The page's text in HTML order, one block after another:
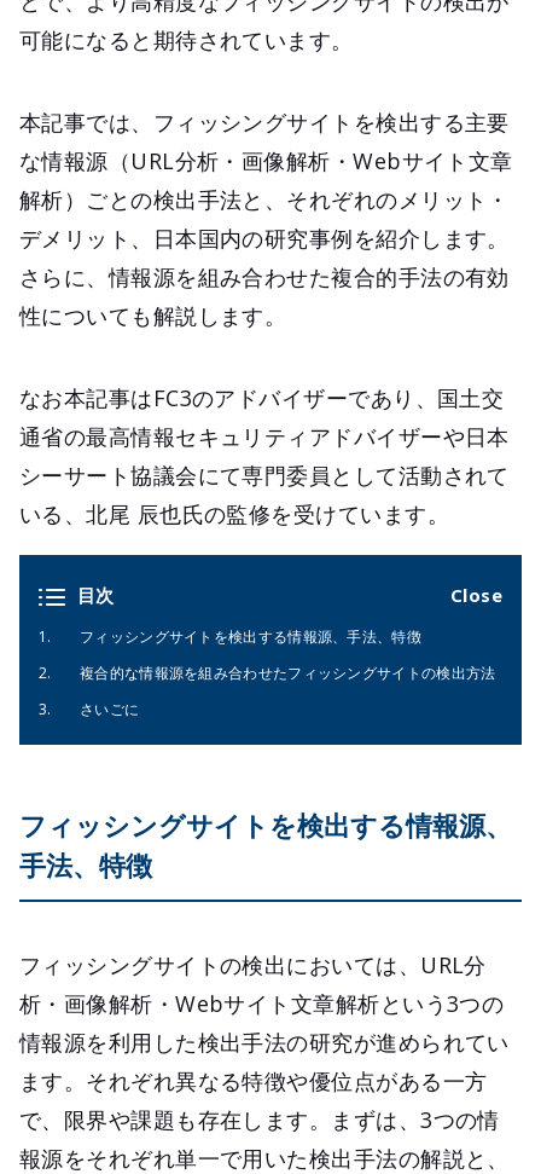
可能になると期待されています。
本記事では、フィッシングサイトを検出する主要
な情報源（URL分析・画像解析・Webサイト文章
解析）ごとの検出手法と、それぞれのメリット・
デメリット、日本国内の研究事例を紹介します。
さらに、情報源を組み合わせた複合的手法の有効
性についても解説します。
なお本記事はFC3のアドバイザーであり、国土交
通省の最高情報セキュリティアドバイザーや日本
シーサート協議会にて専門委員として活動されて
いる、北尾 辰也氏の監修を受けています。
目次
フィッシングサイトを検出する情報源、手法、特徴
複合的な情報源を組み合わせたフィッシングサイトの検出方法
さいごに
フィッシングサイトを検出する情報源、
手法、特徴
フィッシングサイトの検出においては、URL分
析・画像解析・Webサイト文章解析という3つの
情報源を利用した検出手法の研究が進められてい
ます。それぞれ異なる特徴や優位点がある一方
で、限界や課題も存在します。まずは、3つの情
報源をそれぞれ単一で用いた検出手法の解説と、